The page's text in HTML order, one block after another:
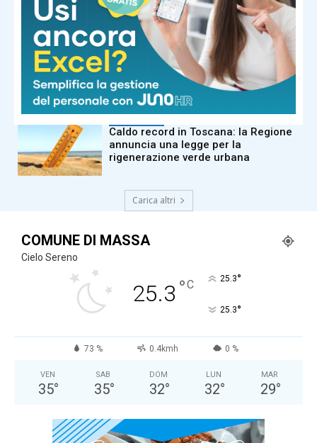
dalla Toscana
“La richiesta di sangue non va mai in
ferie”: appello congiunto di Avis e
Regione Toscana
Caldo record in Toscana: la Regione
annuncia una legge per la
rigenerazione verde urbana
Carica altri
COMUNE DI MASSA
Cielo Sereno
25.3 °C 25.3°
25.3°
73 % 0.4kmh 0 %
VEN
35°
SAB
35°
DOM
32°
LUN
32°
MAR
29°